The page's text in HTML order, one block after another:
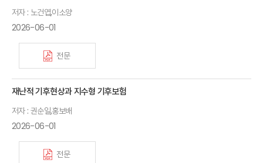
저자 : 노건엽,이소양
2026-06-01
전문
재난적 기후현상과 지수형 기후보험
저자 : 권순일,홍보배
2026-06-01
전문